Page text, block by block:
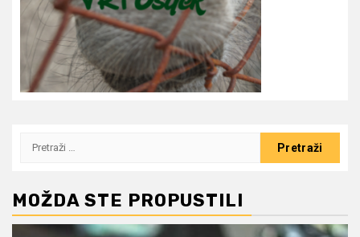
Pretraži:
MOŽDA STE PROPUSTILI